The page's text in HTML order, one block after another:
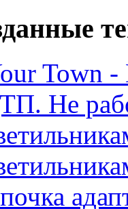
Town
Не